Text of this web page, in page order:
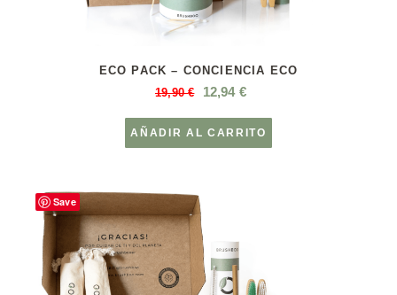
ECO PACK – CONCIENCIA ECO
19,90€ 12,94 €
AÑADIR AL CARRITO
Save